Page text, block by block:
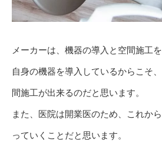
メーカーは、機器の導入と空間施工
自身の機器を導入しているからこそ
間施工が出来るのだと思います。
また、医院は開業医のため、これか
っていくことだと思います。